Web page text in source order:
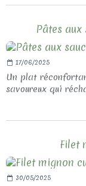
Pâtes aux
17/06/2025
Un plat
savoureux qui
Filet
30/05/2025